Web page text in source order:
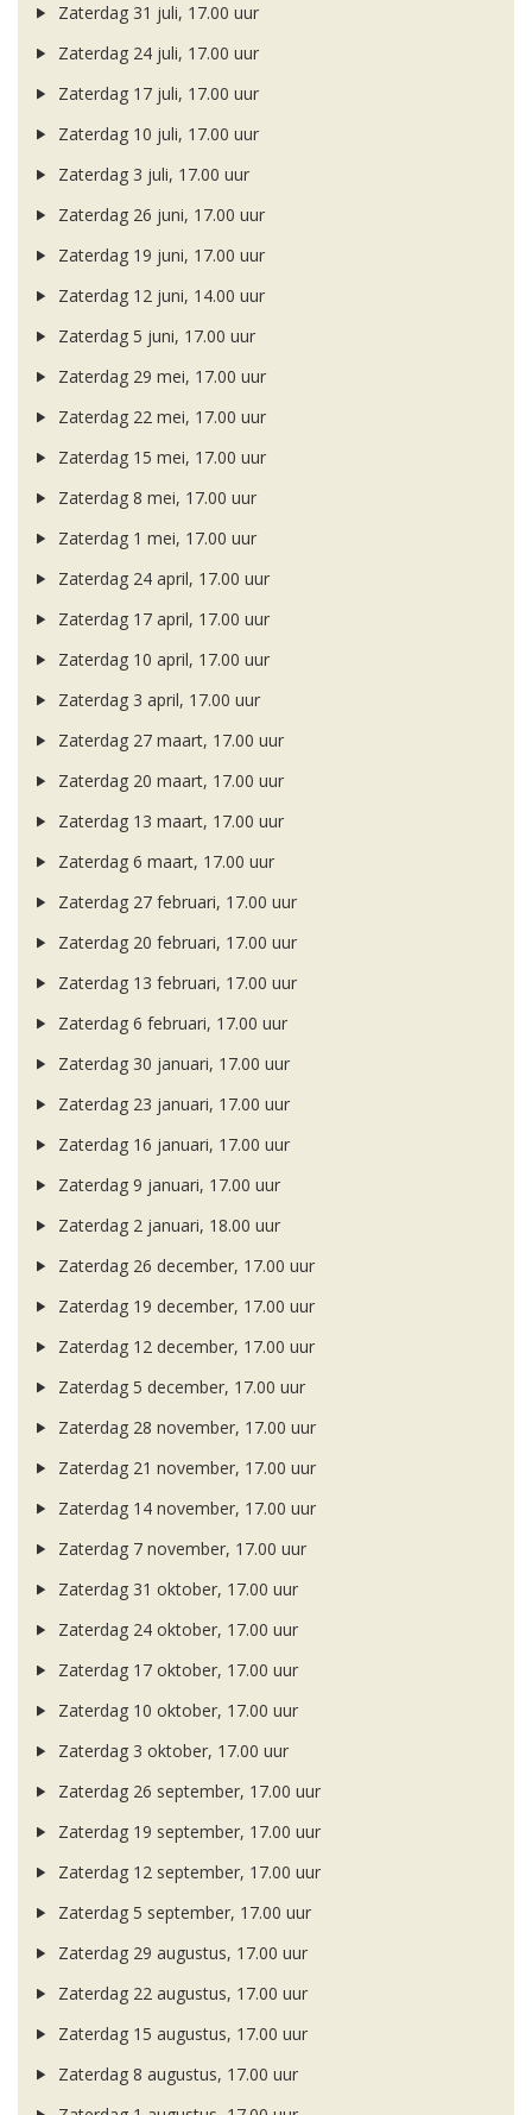
Zaterdag 31 juli, 17.00 uur
Zaterdag 24 juli, 17.00 uur
Zaterdag 17 juli, 17.00 uur
Zaterdag 10 juli, 17.00 uur
Zaterdag 3 juli, 17.00 uur
Zaterdag 26 juni, 17.00 uur
Zaterdag 19 juni, 17.00 uur
Zaterdag 12 juni, 14.00 uur
Zaterdag 5 juni, 17.00 uur
Zaterdag 29 mei, 17.00 uur
Zaterdag 22 mei, 17.00 uur
Zaterdag 15 mei, 17.00 uur
Zaterdag 8 mei, 17.00 uur
Zaterdag 1 mei, 17.00 uur
Zaterdag 24 april, 17.00 uur
Zaterdag 17 april, 17.00 uur
Zaterdag 10 april, 17.00 uur
Zaterdag 3 april, 17.00 uur
Zaterdag 27 maart, 17.00 uur
Zaterdag 20 maart, 17.00 uur
Zaterdag 13 maart, 17.00 uur
Zaterdag 6 maart, 17.00 uur
Zaterdag 27 februari, 17.00 uur
Zaterdag 20 februari, 17.00 uur
Zaterdag 13 februari, 17.00 uur
Zaterdag 6 februari, 17.00 uur
Zaterdag 30 januari, 17.00 uur
Zaterdag 23 januari, 17.00 uur
Zaterdag 16 januari, 17.00 uur
Zaterdag 9 januari, 17.00 uur
Zaterdag 2 januari, 18.00 uur
Zaterdag 26 december, 17.00 uur
Zaterdag 19 december, 17.00 uur
Zaterdag 12 december, 17.00 uur
Zaterdag 5 december, 17.00 uur
Zaterdag 28 november, 17.00 uur
Zaterdag 21 november, 17.00 uur
Zaterdag 14 november, 17.00 uur
Zaterdag 7 november, 17.00 uur
Zaterdag 31 oktober, 17.00 uur
Zaterdag 24 oktober, 17.00 uur
Zaterdag 17 oktober, 17.00 uur
Zaterdag 10 oktober, 17.00 uur
Zaterdag 3 oktober, 17.00 uur
Zaterdag 26 september, 17.00 uur
Zaterdag 19 september, 17.00 uur
Zaterdag 12 september, 17.00 uur
Zaterdag 5 september, 17.00 uur
Zaterdag 29 augustus, 17.00 uur
Zaterdag 22 augustus, 17.00 uur
Zaterdag 15 augustus, 17.00 uur
Zaterdag 8 augustus, 17.00 uur